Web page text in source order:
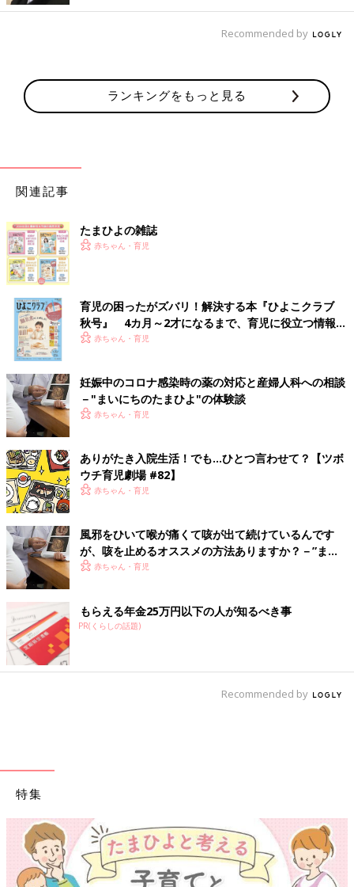
Recommended by
ランキングをもっと見る
関連記事
たまひよの雑誌
赤ちゃん・育児
育児の困ったがズバリ！解決する本『ひよこクラブ
秋号』 4カ月～2才になるまで、育児に役立つ情報が
いっぱい！
赤ちゃん・育児
妊娠中のコロナ感染時の薬の対応と産婦人科への相談
－"まいにちのたまひよ"の体験談
赤ちゃん・育児
ありがたき入院生活！でも…ひとつ言わせて？【ツボ
ウチ育児劇場 #82】
赤ちゃん・育児
風邪をひいて喉が痛くて咳が出て続けているんです
が、咳を止めるオススメの方法ありますか？－”まい
にちのたまひよ”に寄せられた投稿
赤ちゃん・育児
もらえる年金25万円以下の人が知るべき事
PR(くらしの話題)
Recommended by
特集